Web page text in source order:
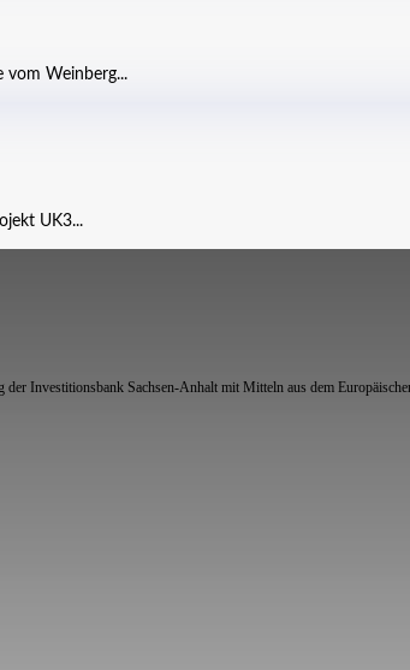
Weinberg...
UK3...
Investitionsbank Sachsen-Anhalt mit Mitteln aus dem